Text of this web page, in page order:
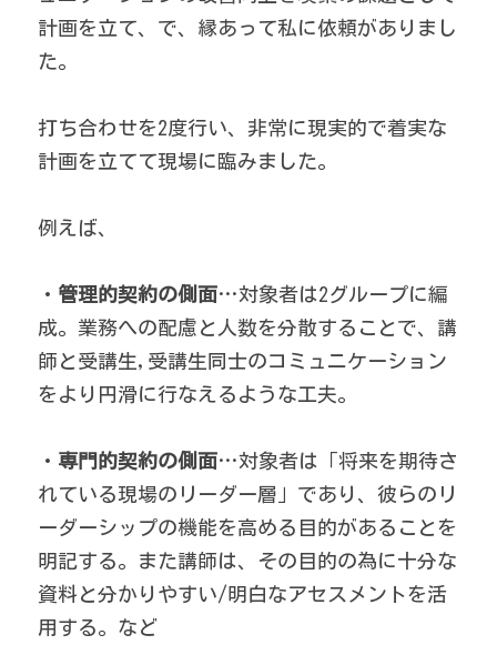
計画を立て、で、縁あって私に依頼がありまし
た。
打ち合わせを2度行い、非常に現実的で着実な
計画を立てて現場に臨みました。
例えば、
・ 管理的契約の側面…対象者は2グループに編
成。業務への配慮と人数を分散することで、講
師と受講生,受講生同士のコミュニケーション
をより円滑に行なえるような工夫。
・ 専門的契約の側面…対象者は「将来を期待さ
れている現場のリーダー層」であり、彼らのリ
ーダーシップの機能を高める目的があることを
明記する。また講師は、その目的の為に十分な
資料と分かりやすい/明白なアセスメントを活
用する。など